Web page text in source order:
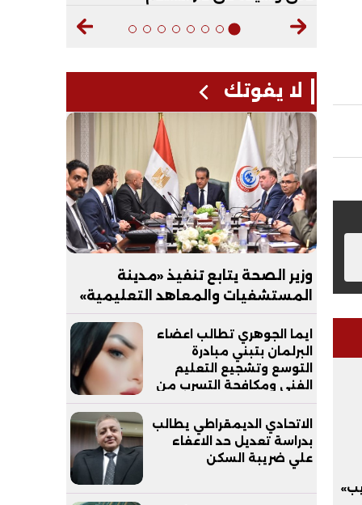
لا يفوتك
وزير الصحة يتابع تنفيذ «مدينة
المستشفيات والمعاهد التعليمية»
بالعاصمة الجديدة
ايما الجوهري تطالب اعضاء
البرلمان بتبني مبادرة
التوسع وتشجيع التعليم
الفني ومكافحة التسرب من
التعليم
الاتحادي الديمقراطي يطالب
بدراسة تعديل حد الاعفاء
علي ضريبة السكن